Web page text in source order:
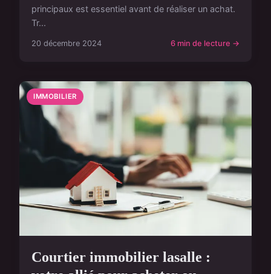
principaux est essentiel avant de réaliser un achat.
Tr...
20 décembre 2024 6 min de lecture →
IMMOBILIER
Courtier immobilier lasalle :